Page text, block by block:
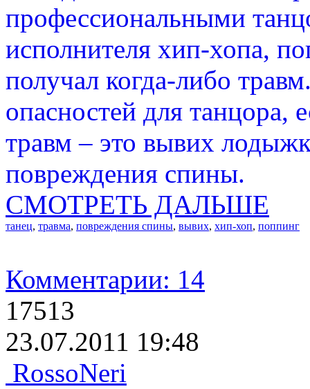
профессиональными
исполнителя хип-хопа,
получал когда-либо
опасностей для танцора,
травм – это вывих
повреждения спины.
СМОТРЕТЬ ДАЛЬШЕ
танец, травма, повреждения спины, вывих, хип-хоп, поппинг
Комментарии: 14
17513
23.07.2011 19:48
RossoNeri